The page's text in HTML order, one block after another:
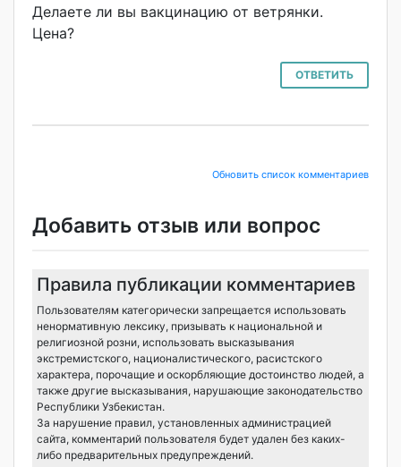
Делаете ли вы вакцинацию от ветрянки.
Цена?
ОТВЕТИТЬ
Обновить список комментариев
Добавить отзыв или вопрос
Правила публикации комментариев
Пользователям категорически запрещается использовать
ненормативную лексику, призывать к национальной и
религиозной розни, использовать высказывания
экстремистского, националистического, расистского
характера, порочащие и оскорбляющие достоинство людей, а
также другие высказывания, нарушающие законодательство
Республики Узбекистан.
За нарушение правил, установленных администрацией
сайта, комментарий пользователя будет удален без каких-
либо предварительных предупреждений.